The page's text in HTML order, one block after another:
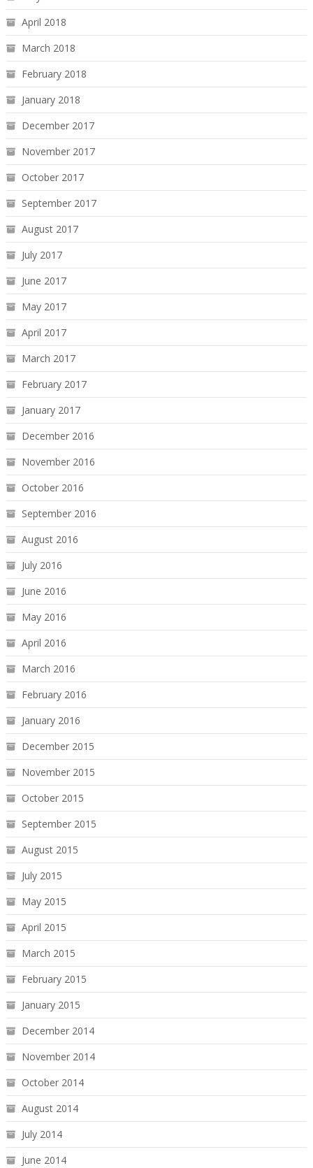
April 2018
March 2018
February 2018
January 2018
December 2017
November 2017
October 2017
September 2017
August 2017
July 2017
June 2017
May 2017
April 2017
March 2017
February 2017
January 2017
December 2016
November 2016
October 2016
September 2016
August 2016
July 2016
June 2016
May 2016
April 2016
March 2016
February 2016
January 2016
December 2015
November 2015
October 2015
September 2015
August 2015
July 2015
May 2015
April 2015
March 2015
February 2015
January 2015
December 2014
November 2014
October 2014
August 2014
July 2014
June 2014